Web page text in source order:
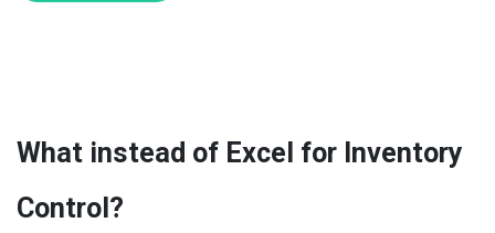
What instead of Excel for Inventory
Control?